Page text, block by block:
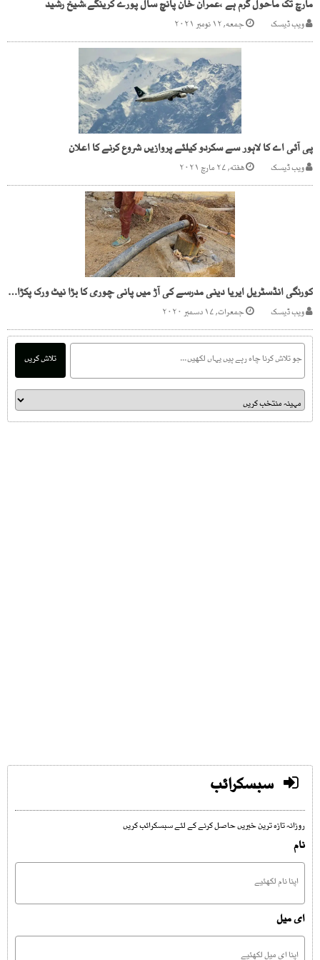
مارچ تک ماحول گرم ہے ،عمران خان پانچ سال پورے کرینگے،شیخ رشید
ویب ڈیسک جمعه, ۱۲ نومبر ۲۰۲۱
پی آئی اے کا لاہور سے سکردو کیلئے پروازیں شروع کرنے کا اعلان
ویب ڈیسک هفته, ۲۷ مارچ ۲۰۲۱
کورنگی انڈسٹریل ایریا دینی مدرسے کی آڑ میں پانی چوری کا بڑا نیٹ ورک پکڑا گیا
ویب ڈیسک جمعرات, ۱۷ دسمبر ۲۰۲۰
تلاش کریں
سبسکرائب
روزانہ تازہ ترین خبریں حاصل کرنے کے لئے سبسکرائب کریں
نام
ای میل